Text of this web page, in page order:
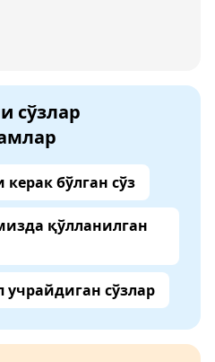
сўзлар
бўлган сўз
қўлланилган
учрайдиган сўзлар